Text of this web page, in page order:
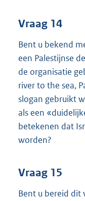
Vraag 14
Bent u bekend
een Palestijnse
de organisatie
river to the sea,
slogan gebruikt
als een
betekenen dat
worden?
Vraag 15
Bent u bereid dit